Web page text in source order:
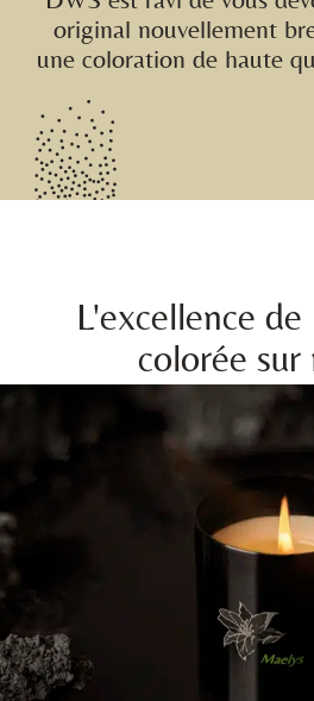
original nouvellement
une coloration de haute
L'excellence de
colorée sur